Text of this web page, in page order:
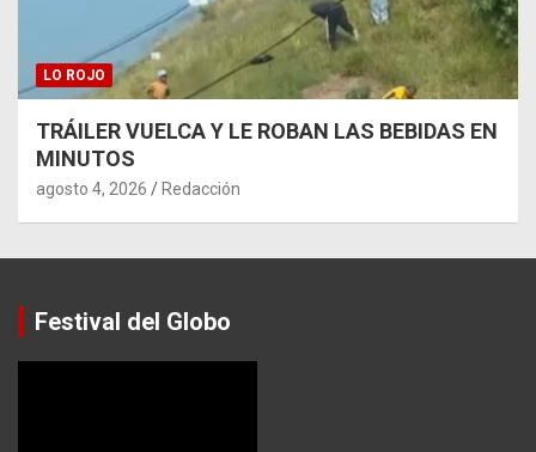
LO ROJO
TRÁILER VUELCA Y LE ROBAN LAS BEBIDAS EN
MINUTOS
agosto 4, 2026 Redacción
Festival del Globo